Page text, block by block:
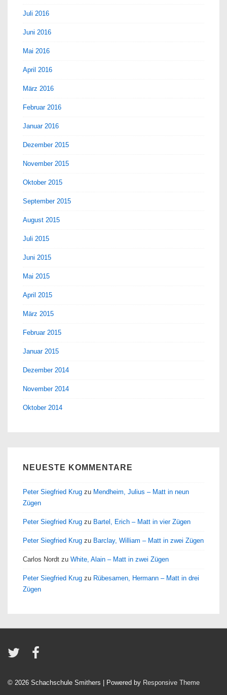
Juli 2016
Juni 2016
Mai 2016
April 2016
März 2016
Februar 2016
Januar 2016
Dezember 2015
November 2015
Oktober 2015
September 2015
August 2015
Juli 2015
Juni 2015
Mai 2015
April 2015
März 2015
Februar 2015
Januar 2015
Dezember 2014
November 2014
Oktober 2014
NEUESTE KOMMENTARE
Peter Siegfried Krug zu Mendheim, Julius – Matt in neun
Zügen
Peter Siegfried Krug zu Bartel, Erich – Matt in vier Zügen
Peter Siegfried Krug zu Barclay, William – Matt in zwei Zügen
Carlos Nordt zu White, Alain – Matt in zwei Zügen
Peter Siegfried Krug zu Rübesamen, Hermann – Matt in drei
Zügen
© 2026 Schachschule Smithers | Powered by Responsive Theme